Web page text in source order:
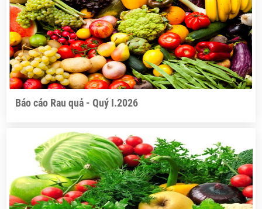
Báo cáo Rau quả - Quý I.2026